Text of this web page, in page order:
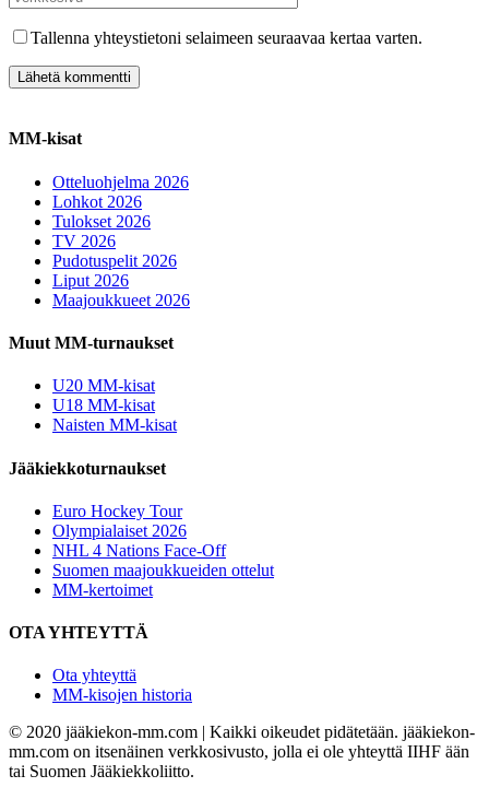
Tallenna yhteystietoni selaimeen seuraavaa kertaa varten.
MM-kisat
Otteluohjelma 2026
Lohkot 2026
Tulokset 2026
TV 2026
Pudotuspelit 2026
Liput 2026
Maajoukkueet 2026
Muut MM-turnaukset
U20 MM-kisat
U18 MM-kisat
Naisten MM-kisat
Jääkiekkoturnaukset
Euro Hockey Tour
Olympialaiset 2026
NHL 4 Nations Face-Off
Suomen maajoukkueiden ottelut
MM-kertoimet
OTA YHTEYTTÄ
Ota yhteyttä
MM-kisojen historia
© 2020 jääkiekon-mm.com | Kaikki oikeudet pidätetään. jääkiekon-
mm.com on itsenäinen verkkosivusto, jolla ei ole yhteyttä IIHF ään
tai Suomen Jääkiekkoliitto.